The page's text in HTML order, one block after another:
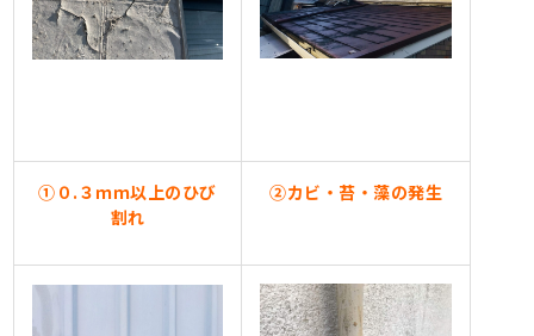
①０.３ｍｍ以上のひび
割れ
②カビ・苔・藻の発生